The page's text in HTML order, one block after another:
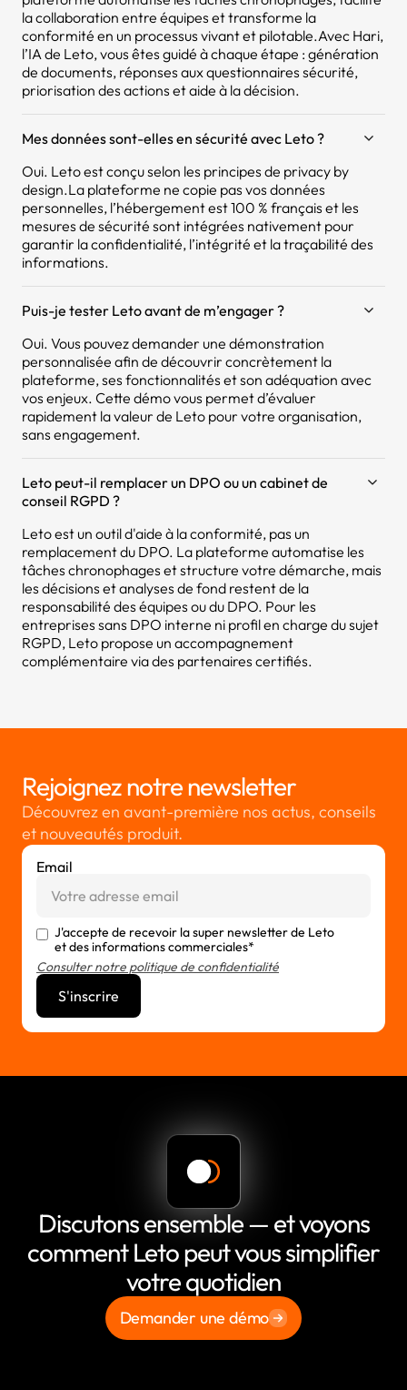
la collaboration entre équipes et transforme la
conformité en un processus vivant et pilotable.Avec Hari,
l’IA de Leto, vous êtes guidé à chaque étape : génération
de documents, réponses aux questionnaires sécurité,
priorisation des actions et aide à la décision.
Mes données sont-elles en sécurité avec Leto ?
Oui. Leto est conçu selon les principes de privacy by
design.La plateforme ne copie pas vos données
personnelles, l’hébergement est 100 % français et les
mesures de sécurité sont intégrées nativement pour
garantir la confidentialité, l’intégrité et la traçabilité des
informations.
Puis-je tester Leto avant de m’engager ?
Oui. Vous pouvez demander une démonstration
personnalisée afin de découvrir concrètement la
plateforme, ses fonctionnalités et son adéquation avec
vos enjeux. Cette démo vous permet d’évaluer
rapidement la valeur de Leto pour votre organisation,
sans engagement.
Leto peut-il remplacer un DPO ou un cabinet de
conseil RGPD ?
Leto est un outil d'aide à la conformité, pas un
remplacement du DPO. La plateforme automatise les
tâches chronophages et structure votre démarche, mais
les décisions et analyses de fond restent de la
responsabilité des équipes ou du DPO. Pour les
entreprises sans DPO interne ni profil en charge du sujet
RGPD, Leto propose un accompagnement
complémentaire via des partenaires certifiés.
Rejoignez notre newsletter
Découvrez en avant-première nos actus, conseils
et nouveautés produit.
Email
J'accepte de recevoir la super newsletter de Leto
et des informations commerciales*
Consulter notre politique de confidentialité
Discutons ensemble — et voyons
comment Leto peut vous simplifier
votre quotidien
Demander une démo